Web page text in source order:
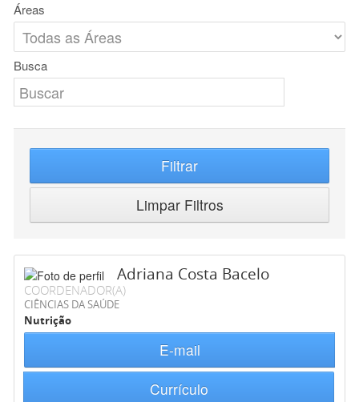
Áreas
Busca
Filtrar
Limpar Filtros
Adriana Costa Bacelo
COORDENADOR(A)
CIÊNCIAS DA SAÚDE
Nutrição
E-mail
Currículo